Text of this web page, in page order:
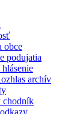
obce
podujatia
archív
chodník